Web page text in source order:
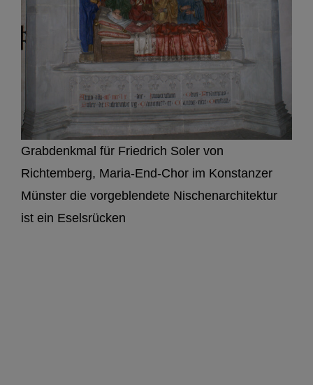
Grabdenkmal für Friedrich Soler von
Richtemberg, Maria-End-Chor im Konstanzer
Münster die vorgeblendete Nischenarchitektur
ist ein Eselsrücken